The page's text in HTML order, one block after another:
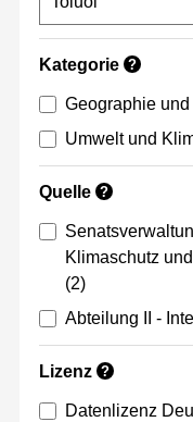
Kategorie ?
Geographie
Umwelt und
Quelle ?
Klimaschutz
(2)
Abteilung II -
Lizenz ?
Datenlizenz